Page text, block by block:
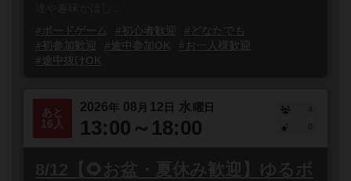
達や趣味がほし...
#ボードゲーム
#初心者歓迎
#どなたでも
#初参加歓迎
#途中参加OK
#お一人様歓迎
#途中抜けOK
あと
16人
2026年 08 月 12 日 水 曜日
13:00～18:00
4
8/12【🌻お盆・夏休み歓迎】ゆるボ